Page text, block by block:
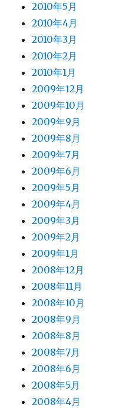
2010年5月
2010年4月
2010年3月
2010年2月
2010年1月
2009年12月
2009年10月
2009年9月
2009年8月
2009年7月
2009年6月
2009年5月
2009年4月
2009年3月
2009年2月
2009年1月
2008年12月
2008年11月
2008年10月
2008年9月
2008年8月
2008年7月
2008年6月
2008年5月
2008年4月